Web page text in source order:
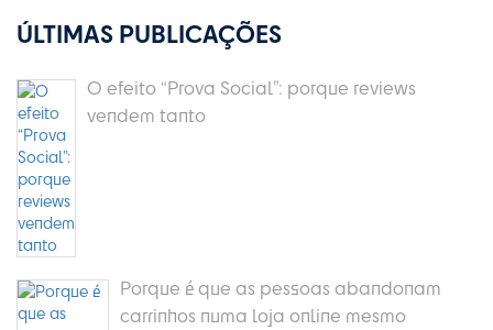
ÚLTIMAS PUBLICAÇÕES
O efeito “Prova Social”: porque reviews
vendem tanto
Porque é que as pessoas abandonam
carrinhos numa loja online mesmo